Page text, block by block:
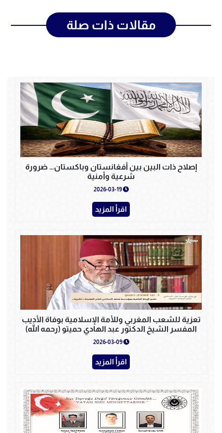
مقالات ذات صلة
إصلاح ذات البين بين أفغانستان وباكستان… ضرورة
شرعية وأمنية
2026-03-19
اقرأ المزيد
تعزية للشعب المغربي وللأمة الإسلامية بوفاة الأديب
المفسر الشيخ الدكتور عبد الهادي حميتو (رحمه الله)
2026-03-09
اقرأ المزيد